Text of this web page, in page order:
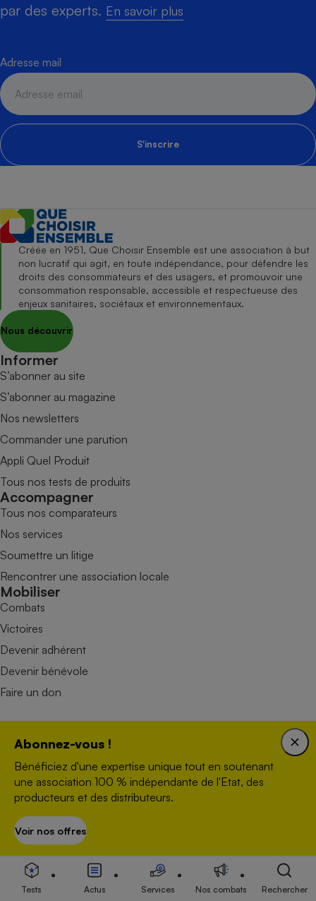
par des experts. En savoir plus
Adresse mail
S'inscrire
Abonnez-vous !
Bénéficiez d'une expertise unique tout en soutenant
une association 100 % indépendante de l'Etat, des
producteurs et des distributeurs.
Voir nos offres
Créée en 1951, Que Choisir Ensemble est une association à but
non lucratif qui agit, en toute indépendance, pour défendre les
droits des consommateurs et des usagers, et promouvoir une
consommation responsable, accessible et respectueuse des
enjeux sanitaires, sociétaux et environnementaux.
Nous découvrir
Informer
S’abonner au site
S’abonner au magazine
Nos newsletters
Commander une parution
Appli Quel Produit
Tous nos tests de produits
Accompagner
Tous nos comparateurs
Nos services
Soumettre un litige
Rencontrer une association locale
Mobiliser
Combats
Victoires
Devenir adhérent
Devenir bénévole
Faire un don
Données personnelles
Newsletter
Conditions générales
Tests Actus Services Nos combats Rechercher